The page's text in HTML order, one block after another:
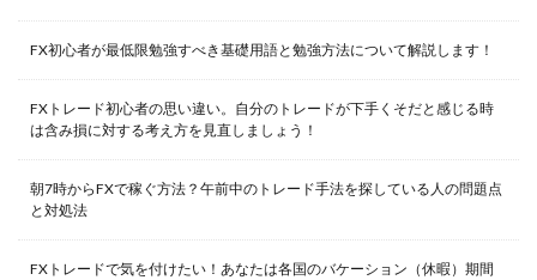
FX初心者が最低限勉強すべき基礎用語と勉強方法について解説します！
FXトレード初心者の思い違い。自分のトレードが下手くそだと感じる時
は含み損に対する考え方を見直しましょう！
朝7時からFXで稼ぐ方法？午前中のトレード手法を探している人の問題点
と対処法
FXトレードで気を付けたい！あなたは各国のバケーション（休暇）期間